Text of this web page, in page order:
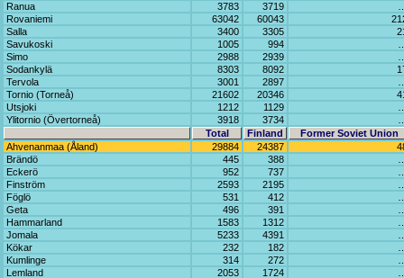
Ranua
3783 3719
Rovaniemi
63042 60043
Salla
3400 3305
Savukoski
1005 994
Simo
2988 2939
Sodankylä
8303 8092
Tervola
3001 2897
Tornio (Torneå)
21602 20346
Utsjoki
1212 1129
Ylitornio (Övertorneå)
3918 3734
Total
Finland
Former Soviet Union
Ahvenanmaa (Åland)
29884 24387
Brändö
445 388
Eckerö
952 737
Finström
2593 2195
Föglö
531 412
Geta
496 391
Hammarland
1583 1312
Jomala
5233 4391
Kökar
232 182
Kumlinge
314 272
Lemland
2053 1724